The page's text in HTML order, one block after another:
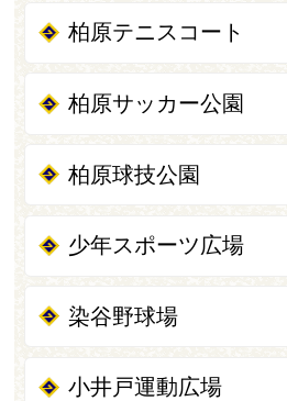
柏原テニスコート
柏原サッカー公園
柏原球技公園
少年スポーツ広場
染谷野球場
小井戸運動広場